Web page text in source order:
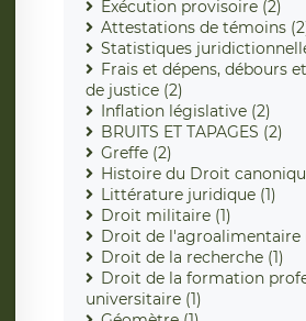
Exécution provisoire (2)
Attestations de témoins
Statistiques
Frais et dépens, débours
de justice (2)
Inflation législative (2)
BRUITS ET TAPAGES (2)
Greffe (2)
Histoire du Droit
Littérature juridique (1)
Droit militaire (1)
Droit de l'agroalimentaire
Droit de la recherche (1)
Droit de la formation
universitaire (1)